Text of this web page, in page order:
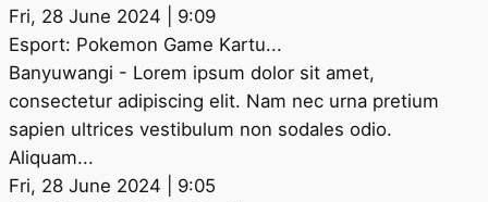
Fri, 28 June 2024 | 9:09
Esport: Pokemon Game Kartu...
Banyuwangi - Lorem ipsum dolor sit amet,
consectetur adipiscing elit. Nam nec urna pretium
sapien ultrices vestibulum non sodales odio.
Aliquam...
Fri, 28 June 2024 | 9:05